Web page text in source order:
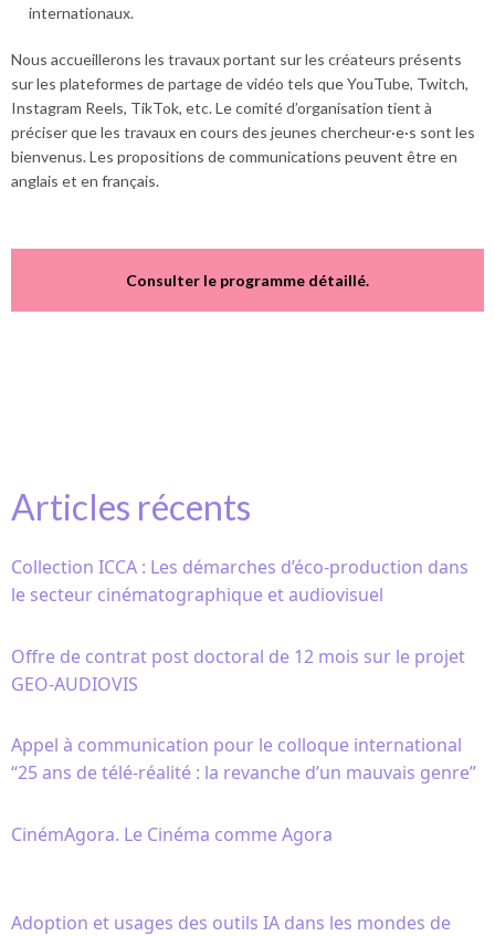
internationaux.
Nous accueillerons les travaux portant sur les créateurs présents
sur les plateformes de partage de vidéo tels que YouTube, Twitch,
Instagram Reels, TikTok, etc. Le comité d’organisation tient à
préciser que les travaux en cours des jeunes chercheur·e·s sont les
bienvenus. Les propositions de communications peuvent être en
anglais et en français.
Consulter le programme détaillé.
Articles récents
Collection ICCA : Les démarches d’éco-production dans
le secteur cinématographique et audiovisuel
Offre de contrat post doctoral de 12 mois sur le projet
GEO-AUDIOVIS
Appel à communication pour le colloque international
“25 ans de télé-réalité : la revanche d’un mauvais genre”
CinémAgora. Le Cinéma comme Agora
Adoption et usages des outils IA dans les mondes de